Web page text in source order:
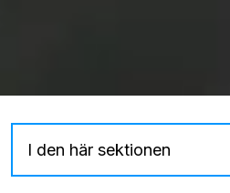
I den här sektionen